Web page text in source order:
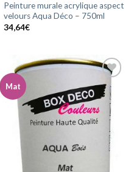
Peinture murale acrylique aspect
velours Aqua Déco – 750ml
34,64€
Mat
Ajouter
à la
wishlist